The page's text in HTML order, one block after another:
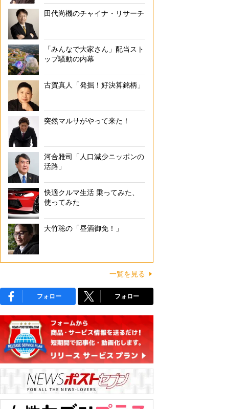
田代尚機のチャイナ・リサーチ
「みんなで大家さん」配当スト
ップ騒動の内幕
古賀真人「発掘！好決算銘柄」
突然マルサがやって来た！
河合雅司「人口減少ニッポンの
活路」
快適クルマ生活 乗ってみた、
使ってみた
大竹聡の「昼酒御免！」
一覧を見る
フォロー フォロー